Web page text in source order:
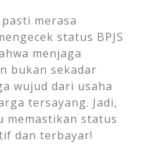
merasa
status BPJS
menjaga
bukan sekadar
wujud dari usaha
tersayang. Jadi,
memastikan status
dan terbayar!